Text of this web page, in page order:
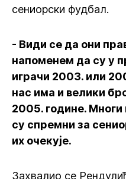
сениорски фудбал.
- Види се да они
напоменем да су у
играчи 2003. или
нас има и велики
2005. године.
су спремни за
их очекује.
Захвалио се